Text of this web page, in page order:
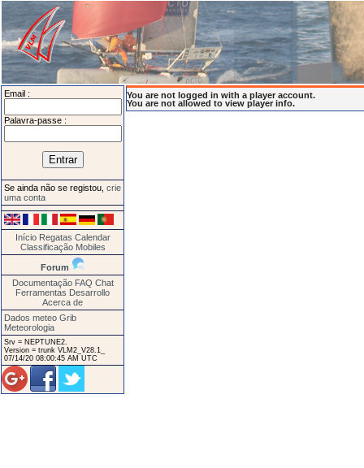
Email :
Palavra-passe :
Se ainda não se registou, crie
uma conta
Início Regatas Calendar
Classificação Mobiles
Forum
Documentação FAQ Chat
Ferramentas Desarrollo
Acerca de
Dados meteo Grib
Meteorologia
Srv = NEPTUNE2.
Version = trunk VLM2_V28.1_
07/14/20 08:00:45 AM UTC
You are not logged in with a player account.
You are not allowed to view player info.